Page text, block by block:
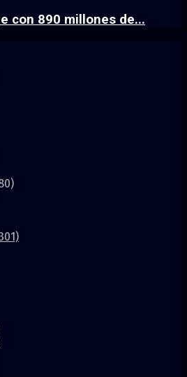
con 890 millones de...